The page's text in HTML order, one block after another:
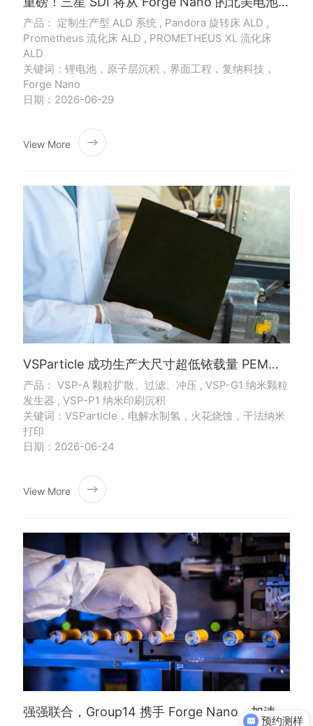
产品： 定制生产型 ALD 系统 , Pandora 旋转床 ALD ,
Prometheus 流化床 ALD , PROMETHEUS XL 流化床
ALD
关键词：锂电池，原子层沉积，界面工程，复纳科技，
Forge Nano
日期：2026-06-29
View More
VSParticle 成功生产大尺寸超低铱载量 PEMWE 催化剂层，加速绿氢电解槽商业化进程
产品： VSP-A 颗粒扩散、过滤、冲压 , VSP-G1 纳米颗粒
发生器 , VSP-P1 纳米印刷沉积
关键词：VSParticle，电解水制氢，火花烧蚀，干法纳米
打印
日期：2026-06-24
View More
预约测样